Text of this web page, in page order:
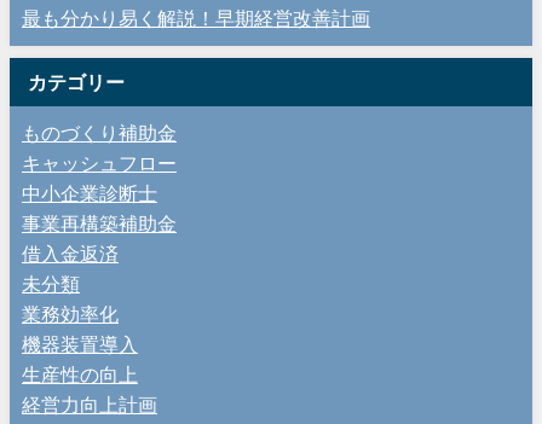
最も分かり易く解説！早期経営改善計画
カテゴリー
ものづくり補助金
キャッシュフロー
中小企業診断士
事業再構築補助金
借入金返済
未分類
業務効率化
機器装置導入
生産性の向上
経営力向上計画